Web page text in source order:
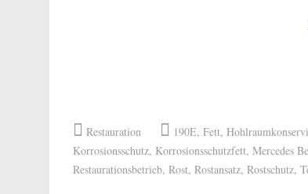
Restauration 190E, Fett,
Korrosionsschutz, Korrosionsschutzfett, Mercedes
Restaurationsbetrieb, Rost, Rostansatz, Rostschutz,